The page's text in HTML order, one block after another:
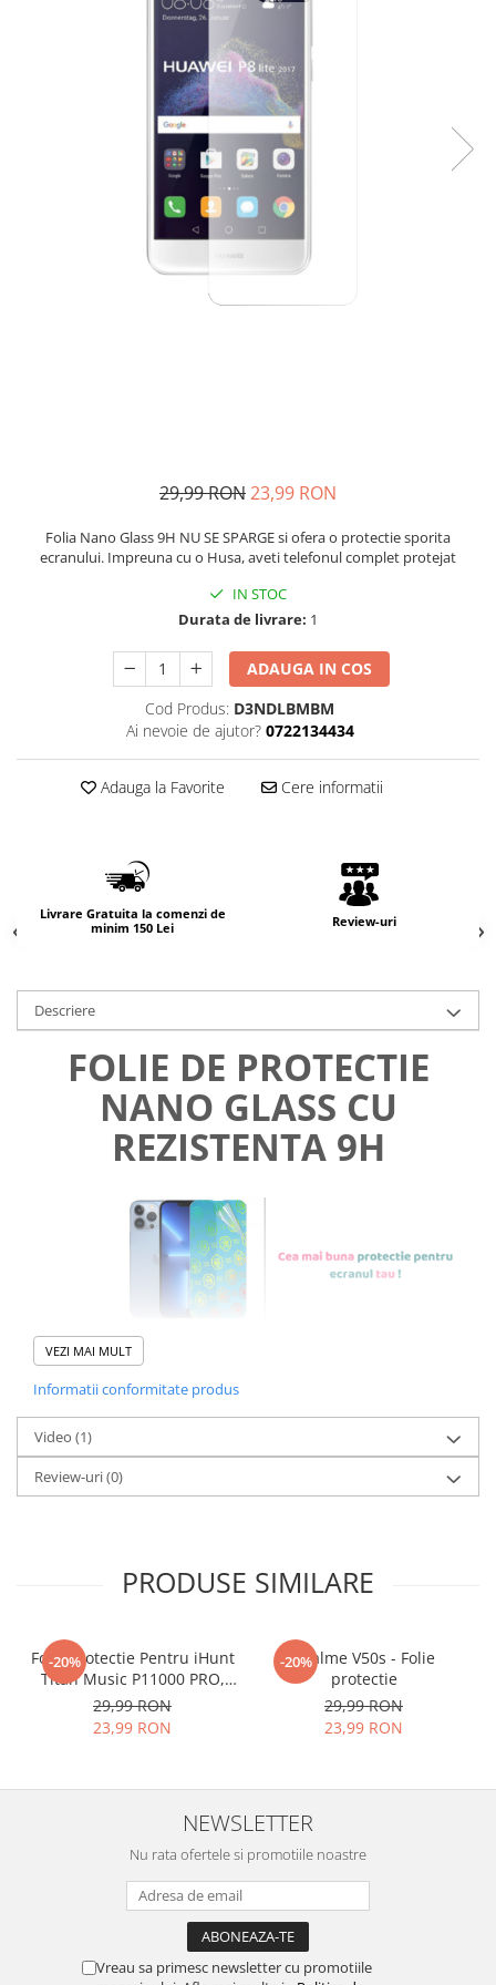
29,99 RON23,99 RON
Folia Nano Glass 9H NU SE SPARGE si ofera o protectie sporita
ecranului. Impreuna cu o Husa, aveti telefonul complet protejat
IN STOC
Durata de livrare: 1
ADAUGA IN COS
Cod Produs: D3NDLBMBM
Ai nevoie de ajutor? 0722134434
Adauga la Favorite Cere informatii
Livrare Gratuita la comenzi de
minim 150 Lei
Review-uri
Descriere
FOLIE DE PROTECTIE
NANO GLASS CU
REZISTENTA 9H
Foliile noastre sunt
aplicat chiar
tu.
producerea foliilor NUeste
sticla pe care o stim cu totii, ci
este Nano Glass
AcestagaranteazacaNU SE
SPARGEin mii de cioburi
ascutite si periculoase.
Nu numai ca este rezistenta la
zgarieturi si spargere, ci si
INTARESTEecranul!
Folia avand rezistenta 9H la
zgarieturi, asigura si un aspect
VEZI MAI MULT
Informatii conformitate produs
Video (1)
Review-uri(0)
PRODUSE SIMILARE
-20%
Folie Protectie Pentru iHunt
Titan Music P11000 PRO,
VDOO
29,99 RON
23,99 RON
-20%
Realme V50s - Folie
protectie
29,99 RON
23,99 RON
NEWSLETTER
Nu rata ofertele si promotiile noastre
Vreau sa primesc newsletter cu promotiile